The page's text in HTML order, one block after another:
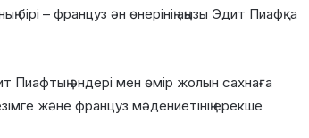
– француз ән өнерінің аңызы Эдит Пиафқа
әндері мен өмір жолын сахнаға
және француз мәдениетінің ерекше